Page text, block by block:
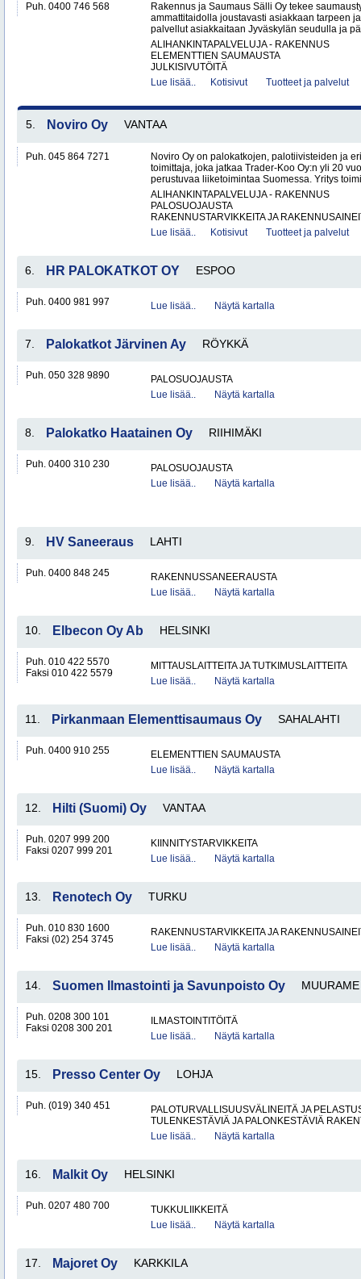
Puh. 0400 746 568
Rakennus ja Saumaus Sälli Oy tekee
ammattitaidolla joustavasti asiakkaan tarpeen
palvellut asiakkaitaan Jyväskylän seudulla ja
ALIHANKINTAPALVELUJA - RAKENNUS
ELEMENTTIEN SAUMAUSTA
JULKISIVUTÖITÄ
Lue lisää..
Kotisivut Tuotteet ja palvelut
5. Noviro Oy VANTAA
Puh. 045 864 7271
Noviro Oy on palokatkojen, palotiivisteiden ja
toimittaja, joka jatkaa Trader-Koo Oy:n yli 20
perustuvaa liiketoimintaa Suomessa. Yritys
ALIHANKINTAPALVELUJA - RAKENNUS
PALOSUOJAUSTA
RAKENNUSTARVIKKEITA JA
Lue lisää..
Kotisivut Tuotteet ja palvelut
6. HR PALOKATKOT OY ESPOO
Puh. 0400 981 997 Lue lisää.. Näytä kartalla
7. Palokatkot Järvinen Ay RÖYKKÄ
Puh. 050 328 9890
PALOSUOJAUSTA
Lue lisää..
Näytä kartalla
8. Palokatko Haatainen Oy RIIHIMÄKI
Puh. 0400 310 230
PALOSUOJAUSTA
Lue lisää..
Näytä kartalla
9. HV Saneeraus LAHTI
Puh. 0400 848 245
RAKENNUSSANEERAUSTA
Lue lisää..
Näytä kartalla
10. Elbecon Oy Ab HELSINKI
Puh. 010 422 5570
Faksi 010 422 5579
MITTAUSLAITTEITA JA TUTKIMUSLAITTEITA
Lue lisää..
Näytä kartalla
11. Pirkanmaan Elementtisaumaus Oy SAHALAHTI
Puh. 0400 910 255
ELEMENTTIEN SAUMAUSTA
Lue lisää..
Näytä kartalla
12. Hilti (Suomi) Oy VANTAA
Puh. 0207 999 200
Faksi 0207 999 201
KIINNITYSTARVIKKEITA
Lue lisää..
Näytä kartalla
13. Renotech Oy TURKU
Puh. 010 830 1600
Faksi (02) 254 3745
RAKENNUSTARVIKKEITA JA
Lue lisää..
Näytä kartalla
14. Suomen Ilmastointi ja Savunpoisto Oy MUURAME
Puh. 0208 300 101
Faksi 0208 300 201
ILMASTOINTITÖITÄ
Lue lisää..
Näytä kartalla
15. Presso Center Oy LOHJA
Puh. (019) 340 451
PALOTURVALLISUUSVÄLINEITÄ JA
TULENKESTÄVIÄ JA PALONKESTÄVIÄ
Lue lisää..
Näytä kartalla
16. Malkit Oy HELSINKI
Puh. 0207 480 700
TUKKULIIKKEITÄ
Lue lisää..
Näytä kartalla
17. Majoret Oy KARKKILA